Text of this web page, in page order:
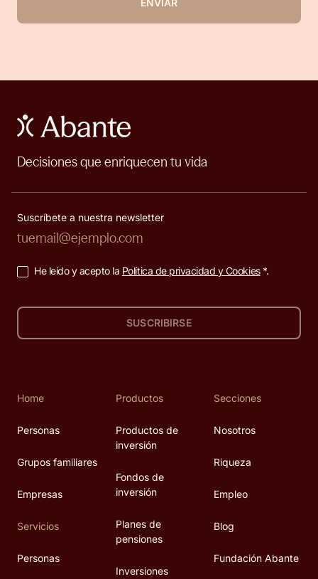
ENVIAR
Decisiones que enriquecen tu vida
Suscríbete a nuestra newsletter
He leído y acepto la Política de privacidad y Cookies*.
SUSCRIBIRSE
Home
Personas
Grupos familiares
Empresas
Servicios
Personas
Productos
Productos de
inversión
Fondos de
inversión
Planes de
pensiones
Inversiones
Secciones
Nosotros
Riqueza
Empleo
Blog
Fundación Abante